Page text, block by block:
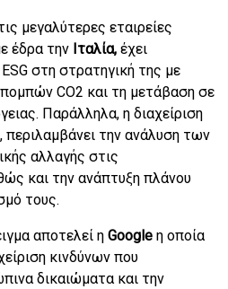
μεγαλύτερες εταιρείες
έδρα την Ιταλία, έχει
στη στρατηγική της με
CO2 και τη μετάβαση σε
Παράλληλα, η διαχείριση
περιλαμβάνει την ανάλυση των
αλλαγής στις
και την ανάπτυξη πλάνου
τους.
αποτελεί η Google η οποία
κινδύνων που
δικαιώματα και την